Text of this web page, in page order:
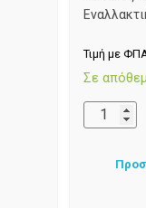
Τιμή με
Σε